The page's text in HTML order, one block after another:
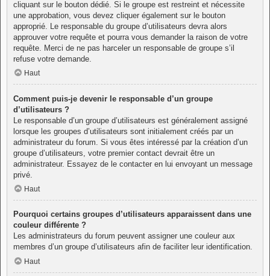
cliquant sur le bouton dédié. Si le groupe est restreint et nécessite
une approbation, vous devez cliquer également sur le bouton
approprié. Le responsable du groupe d’utilisateurs devra alors
approuver votre requête et pourra vous demander la raison de votre
requête. Merci de ne pas harceler un responsable de groupe s’il
refuse votre demande.
Haut
Comment puis-je devenir le responsable d’un groupe
d’utilisateurs ?
Le responsable d’un groupe d’utilisateurs est généralement assigné
lorsque les groupes d’utilisateurs sont initialement créés par un
administrateur du forum. Si vous êtes intéressé par la création d’un
groupe d’utilisateurs, votre premier contact devrait être un
administrateur. Essayez de le contacter en lui envoyant un message
privé.
Haut
Pourquoi certains groupes d’utilisateurs apparaissent dans une
couleur différente ?
Les administrateurs du forum peuvent assigner une couleur aux
membres d’un groupe d’utilisateurs afin de faciliter leur identification.
Haut